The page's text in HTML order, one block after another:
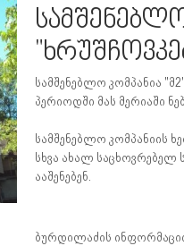
სამშენებლო კომპანია
პერიოდში მას მერიაში
სამშენებლო კომპანიის
სხვა ახალ საცხოვრებელ
ააშენებენ.
ბურდილაძის